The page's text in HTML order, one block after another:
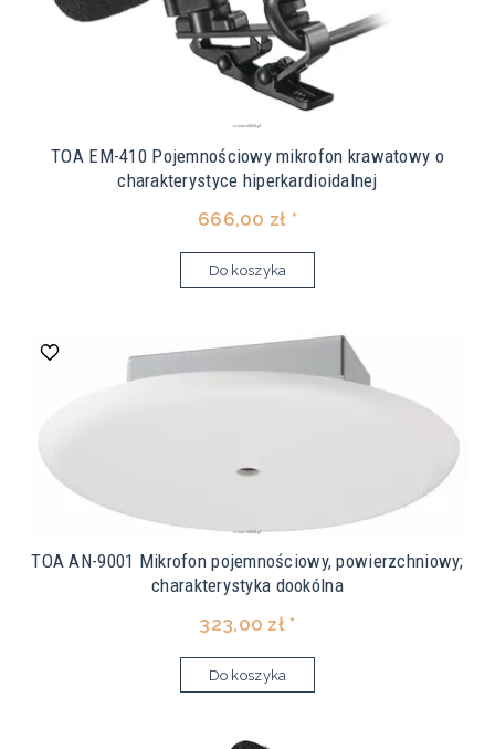
TOA EM-410 Pojemnościowy mikrofon krawatowy o
charakterystyce hiperkardioidalnej
666,00 zł *
Do koszyka
TOA AN-9001 Mikrofon pojemnościowy, powierzchniowy;
charakterystyka dookólna
323,00 zł *
Do koszyka